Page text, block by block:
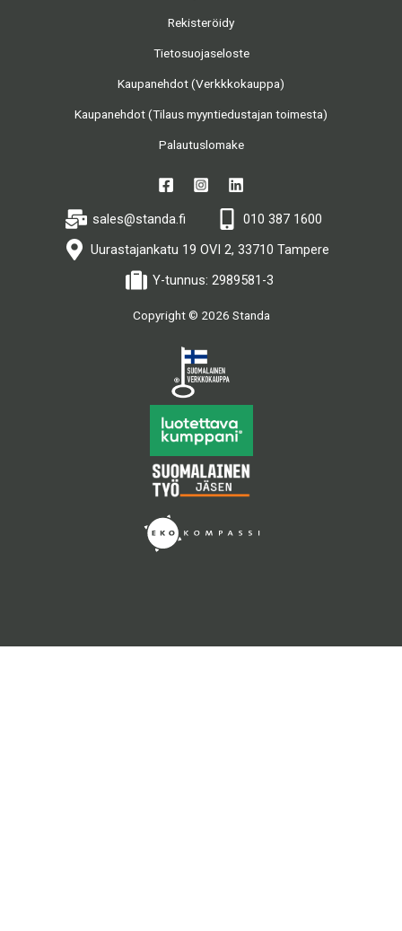
Rekisteröidy
Tietosuojaseloste
Kaupanehdot (Verkkkokauppa)
Kaupanehdot (Tilaus myyntiedustajan toimesta)
Palautuslomake
sales@standa.fi
010 387 1600
Uurastajankatu 19 OVI 2, 33710 Tampere
Y-tunnus: 2989581-3
Copyright © 2026 Standa